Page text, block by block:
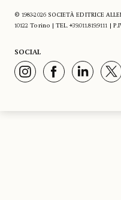
© 1983-2026 SOCIETÀ EDITRICE
10122 Torino | TEL. +39.011.819.9111 |
SOCIAL